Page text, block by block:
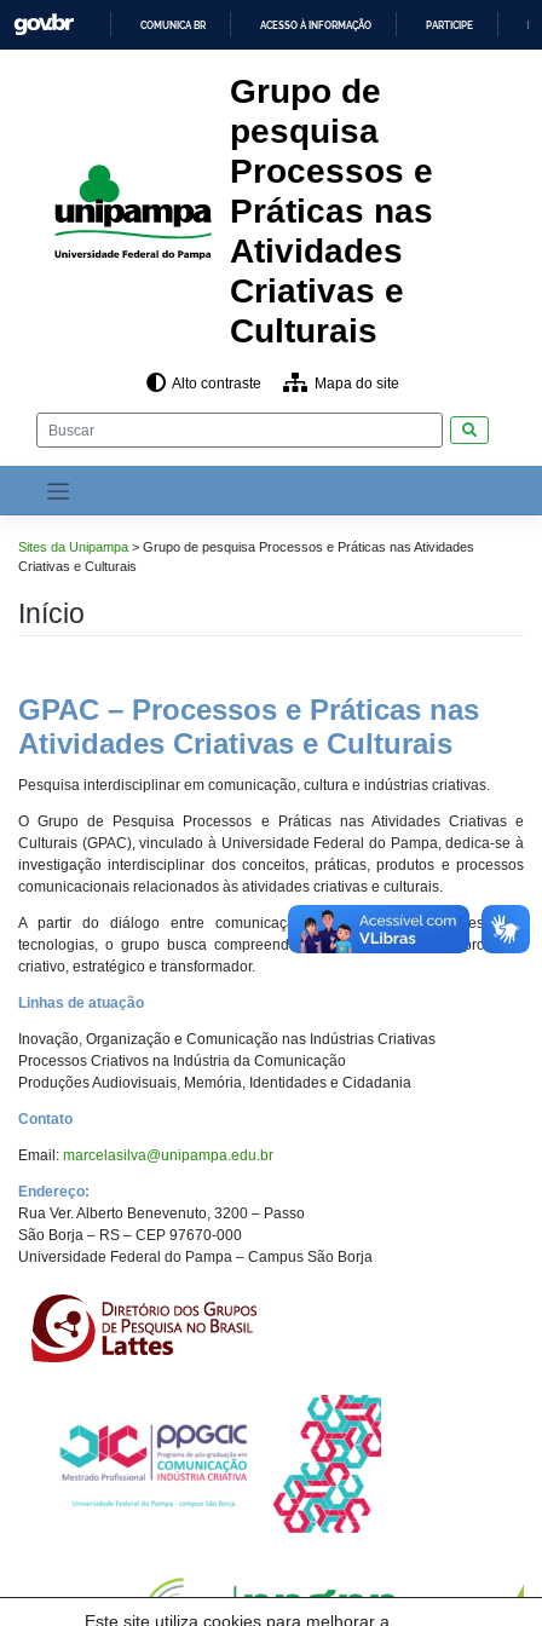
Este site utiliza cookies para melhorar a
para
o
O
CONTEÚDO
COMUNICA BR ACESSO À INFORMAÇÃO PARTICIPE
Grupo de
pesquisa
Processos e
Práticas nas
Atividades
Criativas e
Culturais
Alto contraste Mapa do site
Sites da Unipampa > Grupo de pesquisa Processos e Práticas nas Atividades
Criativas e Culturais
Início
GPAC – Processos e Práticas nas
Atividades Criativas e Culturais
Pesquisa interdisciplinar em comunicação, cultura e indústrias criativas.
O Grupo de Pesquisa Processos e Práticas nas Atividades Criativas e
Culturais (GPAC), vinculado à Universidade Federal do Pampa, dedica-se à
investigação interdisciplinar dos conceitos, práticas, produtos e processos
comunicacionais relacionados às atividades criativas e culturais.
A partir do diálogo entre comunicação, economia, política, gestão e
tecnologias, o grupo busca compreender a comunicação como processo
criativo, estratégico e transformador.
Linhas de atuação
Inovação, Organização e Comunicação nas Indústrias Criativas
Processos Criativos na Indústria da Comunicação
Produções Audiovisuais, Memória, Identidades e Cidadania
Contato
Email: marcelasilva@unipampa.edu.br
Endereço:
Rua Ver. Alberto Benevenuto, 3200 – Passo
São Borja – RS – CEP 97670-000
Universidade Federal do Pampa – Campus São Borja